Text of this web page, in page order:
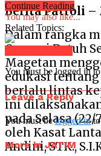
Berita Patroli –
Dalam rangka
Operasi Patuh
Magetan
edukasi
berlalu lintas
ini
pada Selasa
oleh Kasat
Andini, STK.,
Continue Reading
You may also like...
Related Topics:
You must be logged in
Leave a Reply
You must belogged into
More in JATIM